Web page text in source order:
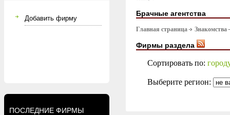
Добавить фирму
ПОСЛЕДНИЕ ФИРМЫ
Брачные агентства
Главная страница Знакомства
Фирмы раздела
Сортировать по:
Выберите регион: